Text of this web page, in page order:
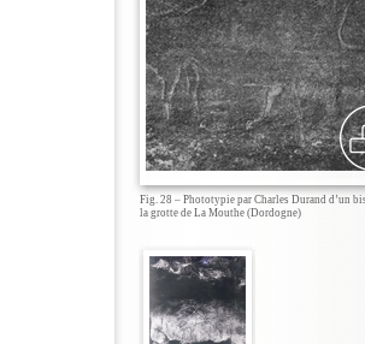
Fig. 28 – Phototypie par Charles Durand d’un
la grotte de La Mouthe (Dordogne)